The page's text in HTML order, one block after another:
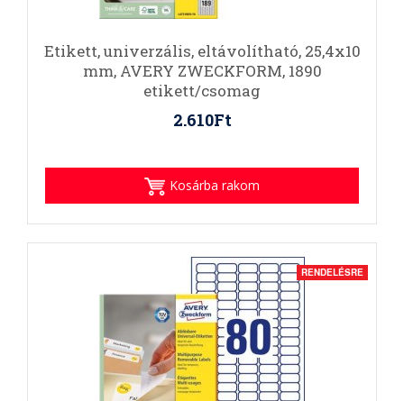
Etikett, univerzális, eltávolítható, 25,4x10
mm, AVERY ZWECKFORM, 1890
etikett/csomag
2.610Ft
Kosárba rakom
RENDELÉSRE